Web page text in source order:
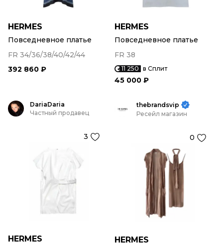
HERMES
Повседневное платье
FR 34/36/38/40/42/44
392 860 ₽
HERMES
Повседневное платье
FR 38
11 250 в Сплит
45 000 ₽
DariaDaria
Частный продавец
3
HERMES
thebrandsvip
Ресейл магазин
0
HERMES